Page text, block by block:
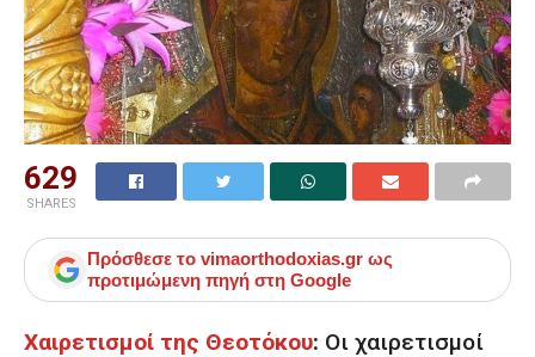
629
SHARES
Πρόσθεσε το vimaorthodoxias.gr ως
προτιμώμενη πηγή στη Google
Χαιρετισμοί της Θεοτόκου: Οι χαιρετισμοί